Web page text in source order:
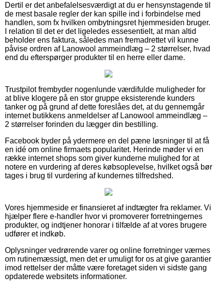
Dertil er det anbefalelsesværdigt at du er hensynstagende til
de mest basale regler der kan spille ind i forbindelse med
handlen, som fx hvilken ombytningsret hjemmesiden bruger.
I relation til det er det ligeledes essesentielt, at man altid
beholder ens faktura, således man fremadrettet vil kunne
påvise ordren af Lanowool ammeindlæg – 2 størrelser, hvad
end du efterspørger produkter til en herre eller dame.
Trustpilot frembyder nogenlunde værdifulde muligheder for
at blive klogere på en stor gruppe eksisterende kunders
tanker og på grund af dette foreslåes det, at du gennemgår
internet butikkens anmeldelser af Lanowool ammeindlæg –
2 størrelser forinden du lægger din bestilling.
Facebook byder på ydermere en del pæne løsninger til at få
en idé om online firmaets popularitet. Herinde møder vi en
række internet shops som giver kunderne mulighed for at
notere en vurdering af deres købsoplevelse, hvilket også bør
tages i brug til vurdering af kundernes tilfredshed.
Vores hjemmeside er finansieret af indtægter fra reklamer. Vi
hjælper flere e-handler hvor vi promoverer forretningernes
produkter, og indtjener honorar i tilfælde af at vores brugere
udfører et indkøb.
Oplysninger vedrørende varer og online forretninger værnes
om rutinemæssigt, men det er umuligt for os at give garantier
imod rettelser der måtte være foretaget siden vi sidste gang
opdaterede websitets informationer.